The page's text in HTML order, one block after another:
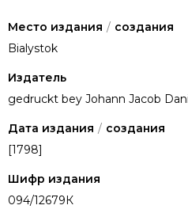
Место издания / создания
Bialystok
Издатель
gedruckt bey Johann Jacob
Дата издания / создания
[1798]
Шифр издания
094/12679К